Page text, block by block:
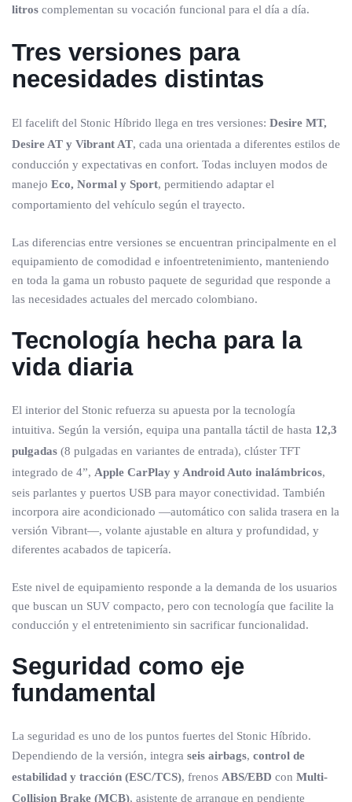
litros complementan su vocación funcional para el día a día.
Tres versiones para
necesidades distintas
El facelift del Stonic Híbrido llega en tres versiones: Desire MT,
Desire AT y Vibrant AT, cada una orientada a diferentes estilos de
conducción y expectativas en confort. Todas incluyen modos de
manejo Eco, Normal y Sport, permitiendo adaptar el
comportamiento del vehículo según el trayecto.
Las diferencias entre versiones se encuentran principalmente en el
equipamiento de comodidad e infoentretenimiento, manteniendo
en toda la gama un robusto paquete de seguridad que responde a
las necesidades actuales del mercado colombiano.
Tecnología hecha para la
vida diaria
El interior del Stonic refuerza su apuesta por la tecnología
intuitiva. Según la versión, equipa una pantalla táctil de hasta 12,3
pulgadas (8 pulgadas en variantes de entrada), clúster TFT
integrado de 4”, Apple CarPlay y Android Auto inalámbricos,
seis parlantes y puertos USB para mayor conectividad. También
incorpora aire acondicionado —automático con salida trasera en la
versión Vibrant—, volante ajustable en altura y profundidad, y
diferentes acabados de tapicería.
Este nivel de equipamiento responde a la demanda de los usuarios
que buscan un SUV compacto, pero con tecnología que facilite la
conducción y el entretenimiento sin sacrificar funcionalidad.
Seguridad como eje
fundamental
La seguridad es uno de los puntos fuertes del Stonic Híbrido.
Dependiendo de la versión, integra seis airbags, control de
estabilidad y tracción (ESC/TCS), frenos ABS/EBD con Multi-
Collision Brake (MCB), asistente de arranque en pendiente